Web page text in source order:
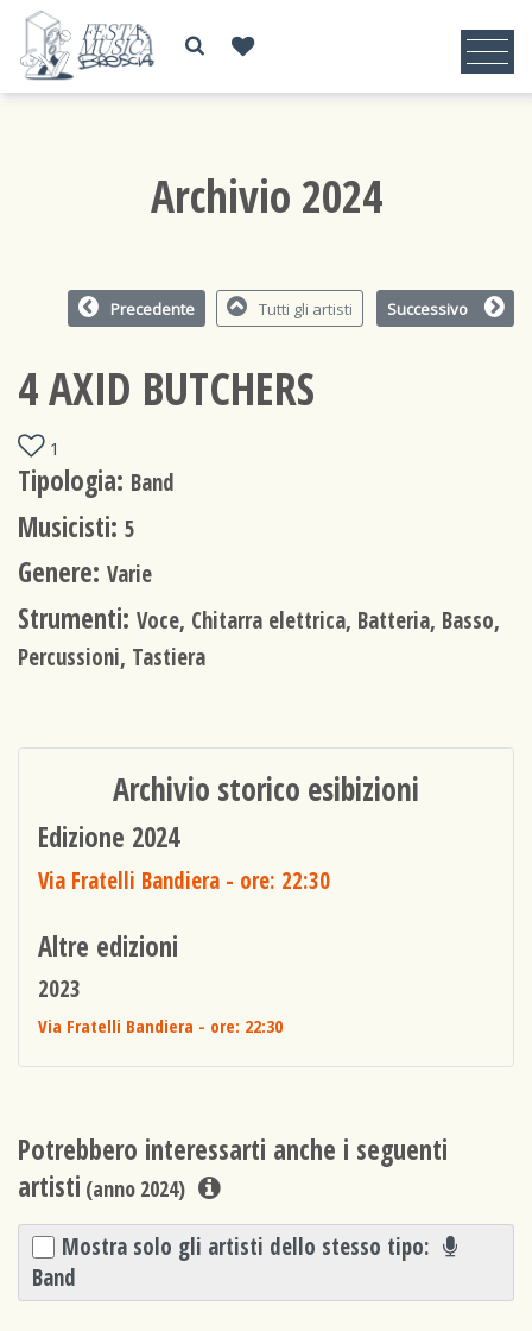
Archivio 2024
Precedente Tutti gli artisti Successivo
4 AXID BUTCHERS
1
Tipologia: Band
Musicisti: 5
Genere: Varie
Strumenti: Voce, Chitarra elettrica, Batteria, Basso,
Percussioni, Tastiera
Archivio storico esibizioni
Edizione 2024
Via Fratelli Bandiera - ore: 22:30
Altre edizioni
2023
Via Fratelli Bandiera - ore: 22:30
Potrebbero interessarti anche i seguenti
artisti (anno 2024)
Mostra solo gli artisti dello stesso tipo:
Band